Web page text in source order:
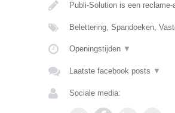
Publi-Solution is een
Belettering, Spandoeken,
Openingstijden ▼
Laatste facebook posts ▼
Sociale media: